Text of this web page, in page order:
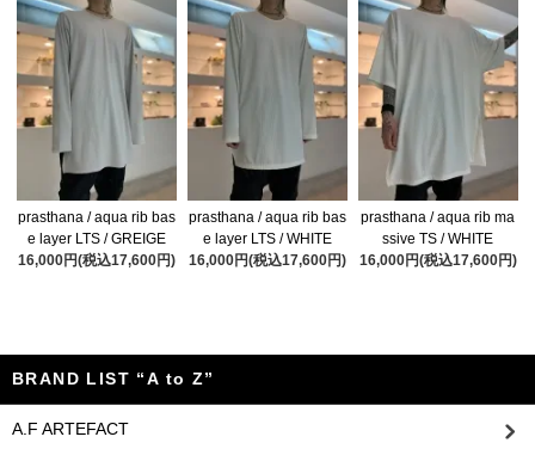
prasthana / aqua rib bas
e layer LTS / GREIGE
16,000円(税込17,600円)
prasthana / aqua rib bas
e layer LTS / WHITE
16,000円(税込17,600円)
prasthana / aqua rib ma
ssive TS / WHITE
16,000円(税込17,600円)
BRAND LIST “A to Z”
A.F ARTEFACT